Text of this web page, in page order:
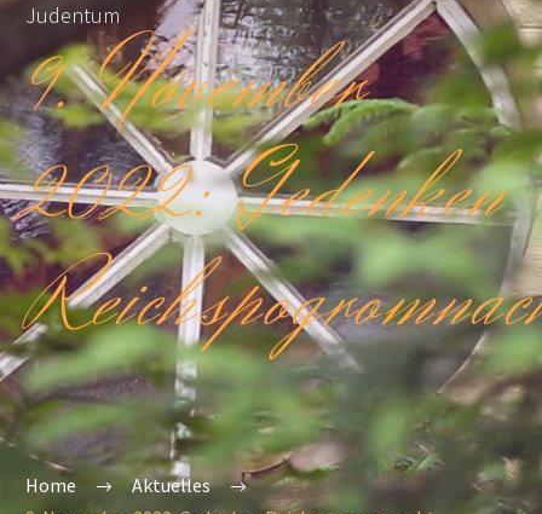
Judentum
9. November
2022: Gedenken
Home
Aktuelles